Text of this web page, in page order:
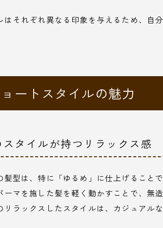
はそれぞれ異なる印象を与えるため、自
ートスタイルの魅力
タイルが持つリラックス感
髪型は、特に「ゆるめ」に仕上げること
ーマを施した髪を軽く動かすことで、無
ラックスしたスタイルは、カジュアル